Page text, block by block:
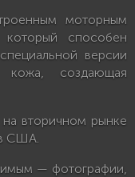
моторным
способен
версии
кожа, создающая
вторичном рынке
США.
— фотографии,